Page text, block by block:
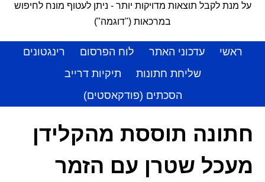
על מנת לקבל תוצאות מדויקות יותר - ניתן לעטוף מונח לחיפוש
במרכאות ("דוגמה")
ראשי עדכוני האתר לוח הפרסום
רינגטונים
שליחת חתונות
תיקיות דרייב
הסכתים (פודקאסטים)
חתונה תוססת מהקלידן
מעכל שטרן עם הזמר